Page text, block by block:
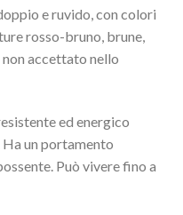
e ruvido, con colori
rosso-bruno, brune,
accettato nello
ed energico
un portamento
Può vivere fino a